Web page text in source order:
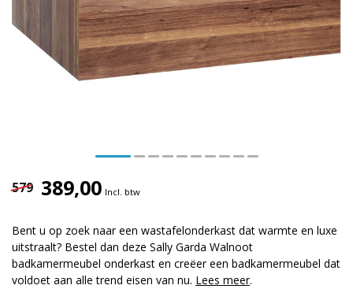
579 389,00 Incl. btw
Bent u op zoek naar een wastafelonderkast dat warmte en luxe
uitstraalt? Bestel dan deze Sally Garda Walnoot
badkamermeubel onderkast en creëer een badkamermeubel dat
voldoet aan alle trend eisen van nu. Lees meer.